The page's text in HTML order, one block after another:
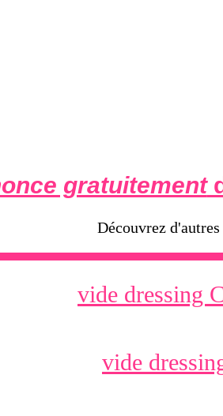
gratuitement
Découvrez d'autres
vide dressing
vide